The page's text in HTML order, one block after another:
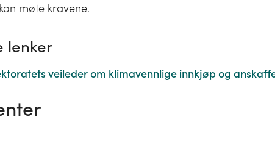
møte kravene.
lenker
veileder om klimavennlige innkjøp og